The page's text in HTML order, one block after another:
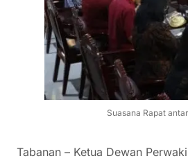
Suasana Rapat
Tabanan – Ketua Dewan